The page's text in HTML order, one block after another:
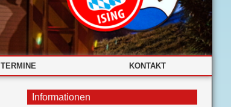
TERMINE KONTAKT
Informationen